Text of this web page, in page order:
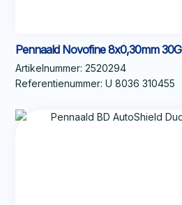
Pennaald Novofine 8x0,30mm 30G
Artikelnummer: 2520294
Referentienummer: U 8036 310455